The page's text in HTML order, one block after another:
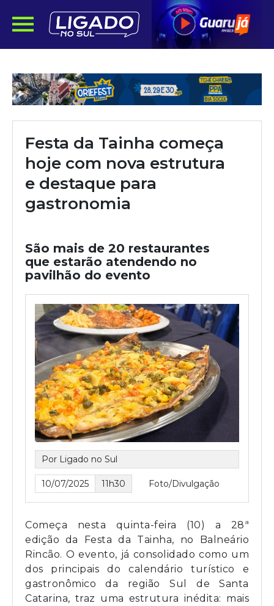
Festa da Tainha começa
hoje com nova estrutura
e destaque para
gastronomia
São mais de 20 restaurantes
que estarão atendendo no
pavilhão do evento
Por Ligado no Sul
10/07/2025 11h30 Foto/Divulgação
Começa nesta quinta-feira (10) a 28ª
edição da Festa da Tainha, no Balneário
Rincão. O evento, já consolidado como um
dos principais do calendário turístico e
gastronômico da região Sul de Santa
Catarina, traz uma estrutura inédita: mais